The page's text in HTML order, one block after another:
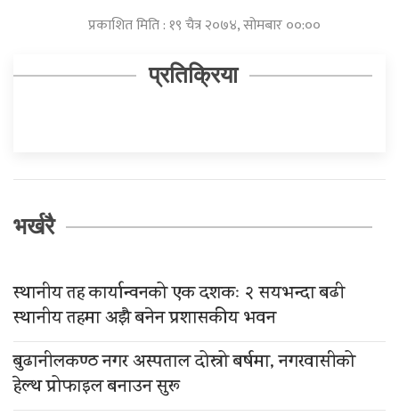
प्रकाशित मिति : १९ चैत्र २०७४, सोमबार ००:००
प्रतिक्रिया
भर्खरै
स्थानीय तह कार्यान्वनको एक दशकः २ सयभन्दा बढी
स्थानीय तहमा अझै बनेन प्रशासकीय भवन
बुढानीलकण्ठ नगर अस्पताल दोस्रो बर्षमा, नगरवासीको
हेल्थ प्रोफाइल बनाउन सुरू